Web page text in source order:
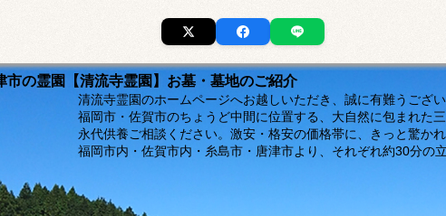
市の霊園【清流寺霊園】お墓・墓地のご紹介
ージへお越しいただき、誠に有難うございま
福岡市・佐賀市のちょうど中間に位置する、大自然に包まれた
い。激安・格安の価格帯に、きっと驚かれるは
糸島市・唐津市より、それぞれ約30分の立地